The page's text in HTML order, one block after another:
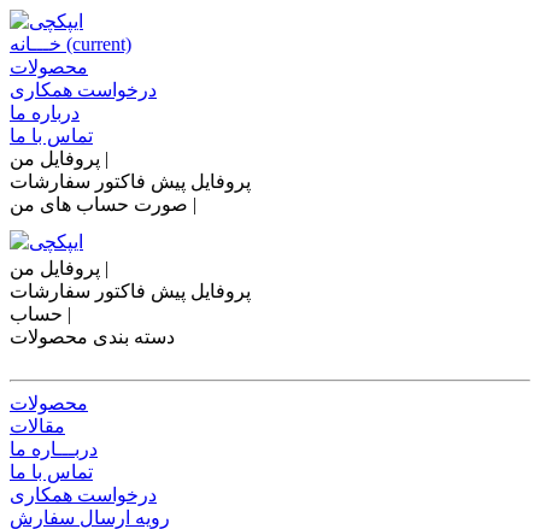
(current)
محصولات
درخواست همکاری
درباره ما
تماس با ما
|
پروفایل پیش فاکتور سفارشات
صورت حساب های من |
|
پروفایل پیش فاکتور سفارشات
حساب |
دسته بندی محصولات
محصولات
مقالات
دربـــاره ما
تماس با ما
درخواست همکاری
رویه ارسال سفارش